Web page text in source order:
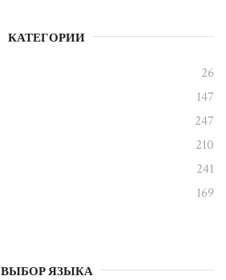
КАТЕГОРИИ
26
147
247
210
241
169
ВЫБОР ЯЗЫКА